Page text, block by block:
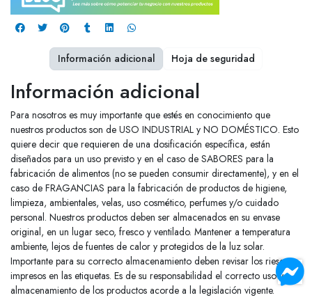
Información adicional
Para nosotros es muy importante que estés en conocimiento que
nuestros productos son de USO INDUSTRIAL y NO DOMÉSTICO. Esto
quiere decir que requieren de una dosificación específica, están
diseñados para un uso previsto y en el caso de SABORES para la
fabricación de alimentos (no se pueden consumir directamente), y en el
caso de FRAGANCIAS para la fabricación de productos de higiene,
limpieza, ambientales, velas, uso cosmético, perfumes y/o cuidado
personal. Nuestros productos deben ser almacenados en su envase
original, en un lugar seco, fresco y ventilado. Mantener a temperatura
ambiente, lejos de fuentes de calor y protegidos de la luz solar.
Importante para su correcto almacenamiento deben revisar los riesgos
impresos en las etiquetas. Es de su responsabilidad el correcto uso y
almacenamiento de los productos acorde a la legislación vigente.
Información adicional Hoja de seguridad